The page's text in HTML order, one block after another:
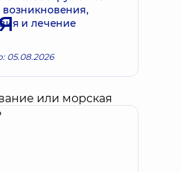
и лечение
05.08.2026